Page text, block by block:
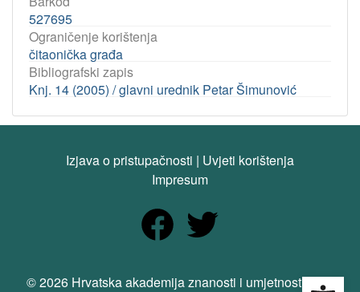
527695
Ograničenje korištenja
čitaonička građa
Bibliografski zapis
Knj. 14 (2005) / glavni urednik Petar Šimunović
Izjava o pristupačnosti | Uvjeti korištenja
Impresum
© 2026 Hrvatska akademija znanosti i umjetnosti. Sva